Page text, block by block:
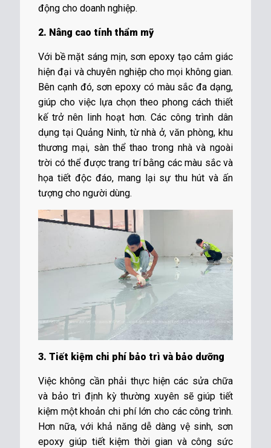
động cho doanh nghiệp.
2. Nâng cao tính thẩm mỹ
Với bề mặt sáng mịn, sơn epoxy tạo cảm giác
hiện đại và chuyên nghiệp cho mọi không gian.
Bên cạnh đó, sơn epoxy có màu sắc đa dạng,
giúp cho việc lựa chọn theo phong cách thiết
kế trở nên linh hoạt hơn. Các công trình dân
dụng tại Quảng Ninh, từ nhà ở, văn phòng, khu
thương mại, sàn thể thao trong nhà và ngoài
trời có thể được trang trí bằng các màu sắc và
họa tiết độc đáo, mang lại sự thu hút và ấn
tượng cho người dùng.
3. Tiết kiệm chi phí bảo trì và bảo dưỡng
Việc không cần phải thực hiện các sửa chữa
và bảo trì định kỳ thường xuyên sẽ giúp tiết
kiệm một khoản chi phí lớn cho các công trình.
Hơn nữa, với khả năng dễ dàng vệ sinh, sơn
epoxy giúp tiết kiệm thời gian và công sức